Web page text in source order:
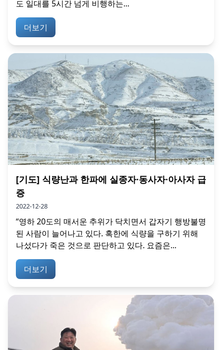
도 일대를 5시간 넘게 비행하는...
더보기
[기도] 식량난과 한파에 실종자∙동사자∙아사자 급
증
2022-12-28
“영하 20도의 매서운 추위가 닥치면서 갑자기 행방불명
된 사람이 늘어나고 있다. 혹한에 식량을 구하기 위해
나섰다가 죽은 것으로 판단하고 있다. 요즘은...
더보기